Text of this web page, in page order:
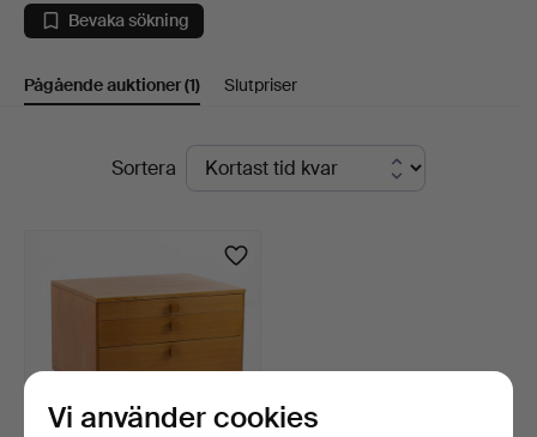
Karljohan
Auktioner
Bevaka sökning
Pågående auktioner(1) Slutpriser
PågåendeSortera
Vi använder cookies